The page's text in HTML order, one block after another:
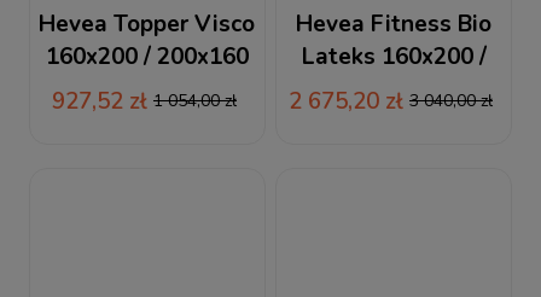
Hevea Topper Visco
160x200 / 200x160
materac
nawierzchniowy
927,52 zł 1 054,00 zł
Hevea Fitness Bio
Lateks 160x200 /
200x160 materac
piankowo-lateksowy
2 675,20 zł 3 040,00 zł